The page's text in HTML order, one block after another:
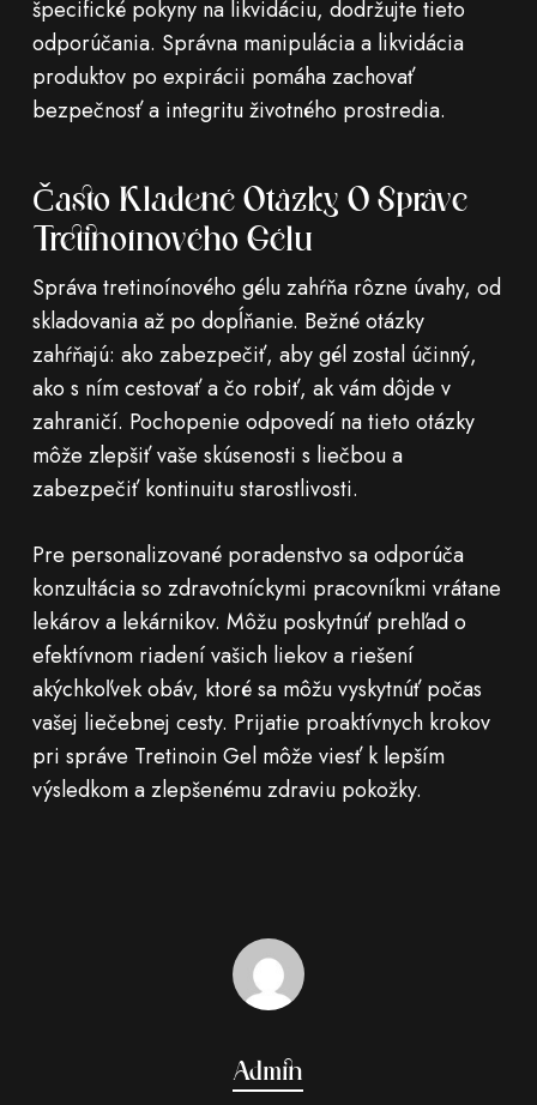
špecifické pokyny na likvidáciu, dodržujte tieto
odporúčania. Správna manipulácia a likvidácia
produktov po expirácii pomáha zachovať
bezpečnosť a integritu životného prostredia.
Často Kladené Otázky O Správe
Tretinoínového Gélu
Správa tretinoínového gélu zahŕňa rôzne úvahy, od
skladovania až po dopĺňanie. Bežné otázky
zahŕňajú: ako zabezpečiť, aby gél zostal účinný,
ako s ním cestovať a čo robiť, ak vám dôjde v
zahraničí. Pochopenie odpovedí na tieto otázky
môže zlepšiť vaše skúsenosti s liečbou a
zabezpečiť kontinuitu starostlivosti.
Pre personalizované poradenstvo sa odporúča
konzultácia so zdravotníckymi pracovníkmi vrátane
lekárov a lekárnikov. Môžu poskytnúť prehľad o
efektívnom riadení vašich liekov a riešení
akýchkoľvek obáv, ktoré sa môžu vyskytnúť počas
vašej liečebnej cesty. Prijatie proaktívnych krokov
pri správe Tretinoin Gel môže viesť k lepším
výsledkom a zlepšenému zdraviu pokožky.
Admin